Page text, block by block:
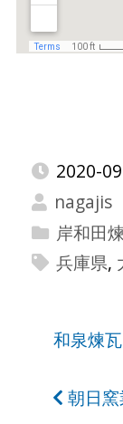
2020-
nagajis
岸和田
兵庫県,
和泉煉
朝日